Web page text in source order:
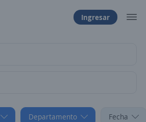
Ingresar
Departamento Fecha